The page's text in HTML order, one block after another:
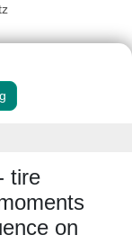
tire
on